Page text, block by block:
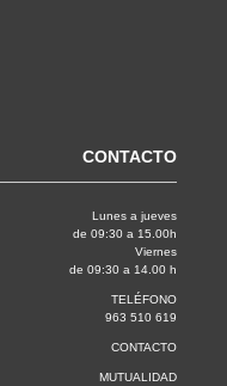
CONTACTO
Lunes a jueves
de 09:30 a 15.00h
Viernes
de 09:30 a 14.00 h
TELÉFONO
963 510 619
CONTACTO
MUTUALIDAD